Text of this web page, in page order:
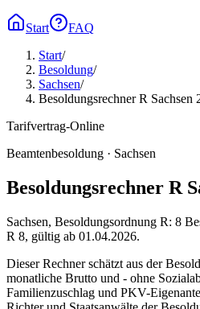
Start
FAQ
Start/
Besoldung/
Sachsen/
Besoldungsrechner R Sachsen
Tarifvertrag-Online
Beamtenbesoldung · Sachsen
Besoldungsrechner R
Sachsen, Besoldungsordnung R: 8
R 8, gültig ab 01.04.2026.
Dieser Rechner schätzt aus der
monatliche Brutto und - ohne
Familienzuschlag und PKV-